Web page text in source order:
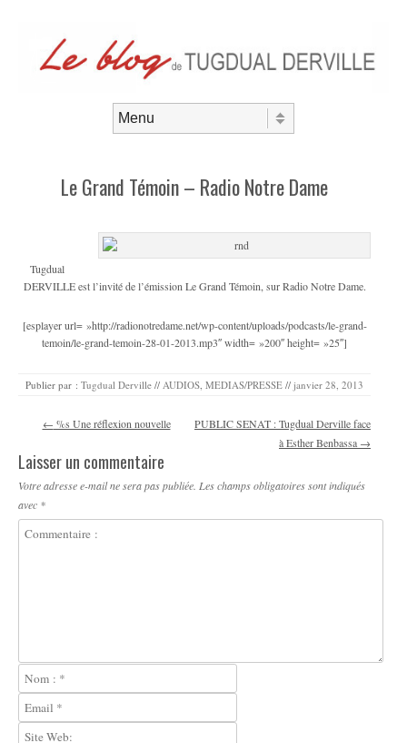
Le Grand Témoin – Radio Notre Dame
Tugdual
DERVILLE est l’invité de l’émission Le Grand Témoin, sur Radio Notre Dame.
[esplayer url= »http://radionotredame.net/wp-content/uploads/podcasts/le-grand-
temoin/le-grand-temoin-28-01-2013.mp3″ width= »200″ height= »25″]
Publier par : Tugdual Derville // AUDIOS MEDIAS/PRESSE // janvier 28, 2013
Navigation des articles
← %s Une réflexion nouvelle
PUBLIC SENAT : Tugdual Derville face
à Esther Benbassa →
Laisser un commentaire
Votre adresse e-mail ne sera pas publiée. Les champs obligatoires sont indiqués
avec *